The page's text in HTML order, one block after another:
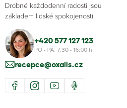
Drobné každodenní radosti jsou
základem lidské spokojenosti.
+420 577 127 123
PO - PÁ: 7:30 - 16:00 h
recepce@oxalis.cz